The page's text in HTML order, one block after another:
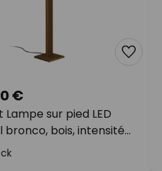
Lampe sur pied LED
bronco, bois, intensité
€